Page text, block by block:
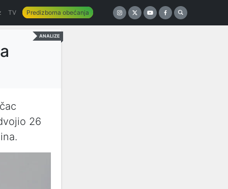
TV Predizborna obećanja
ANALIZE
26